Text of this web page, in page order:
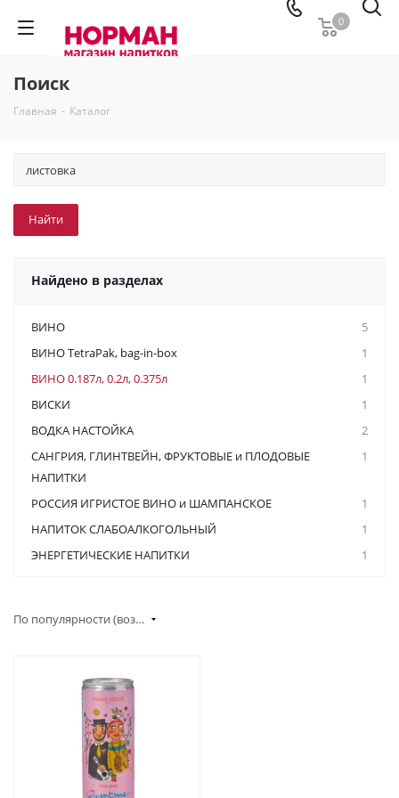
0
Поиск
Главная - Каталог
Найдено в разделах
ВИНО
5
ВИНО TetraPak, bag-in-box
1
ВИНО 0.187л, 0.2л, 0.375л
1
ВИСКИ
1
ВОДКА НАСТОЙКА
2
САНГРИЯ, ГЛИНТВЕЙН, ФРУКТОВЫЕ и ПЛОДОВЫЕ
НАПИТКИ
1
РОССИЯ ИГРИСТОЕ ВИНО и ШАМПАНСКОЕ
1
НАПИТОК СЛАБОАЛКОГОЛЬНЫЙ
1
ЭНЕРГЕТИЧЕСКИЕ НАПИТКИ
1
По популярности (возрастание)